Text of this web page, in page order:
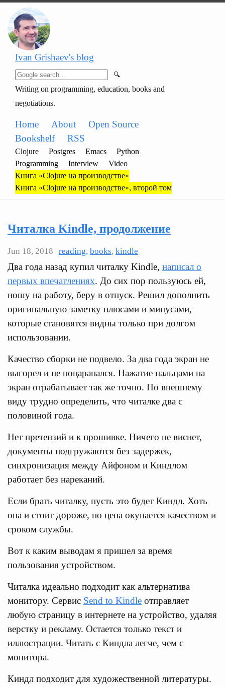
Ivan Grishaev's blog
🔍
Writing on programming, education, books and
negotiations.
Home About
Open Source
Bookshelf
RSS
Clojure Postgres Emacs
Python
Programming
Interview
Video
Книга «Clojure на производстве»
Книга «Clojure на производстве», второй том
Читалка Kindle, продолжение
Jun 18, 2018 reading, books, kindle
Два года назад купил читалку Kindle, написал о
первых впечатлениях. До сих пор пользуюсь ей,
ношу на работу, беру в отпуск. Решил дополнить
оригинальную заметку плюсами и минусами,
которые становятся видны только при долгом
использовании.
Качество сборки не подвело. За два года экран не
выгорел и не поцарапался. Нажатие пальцами на
экран отрабатывает так же точно. По внешнему
виду трудно определить, что читалке два с
половиной года.
Нет претензий и к прошивке. Ничего не виснет,
документы подгружаются без задержек,
синхронизация между Айфоном и Киндлом
работает без нареканий.
Если брать читалку, пусть это будет Киндл. Хоть
она и стоит дороже, но цена окупается качеством и
сроком службы.
Вот к каким выводам я пришел за время
пользования устройством.
Читалка идеально подходит как альтернатива
монитору. Сервис Send to Kindle отправляет
любую страницу в интернете на устройство, удаляя
верстку и рекламу. Остается только текст и
иллюстрации. Читать с Киндла легче, чем с
монитора.
Киндл подходит для художественной литературы.